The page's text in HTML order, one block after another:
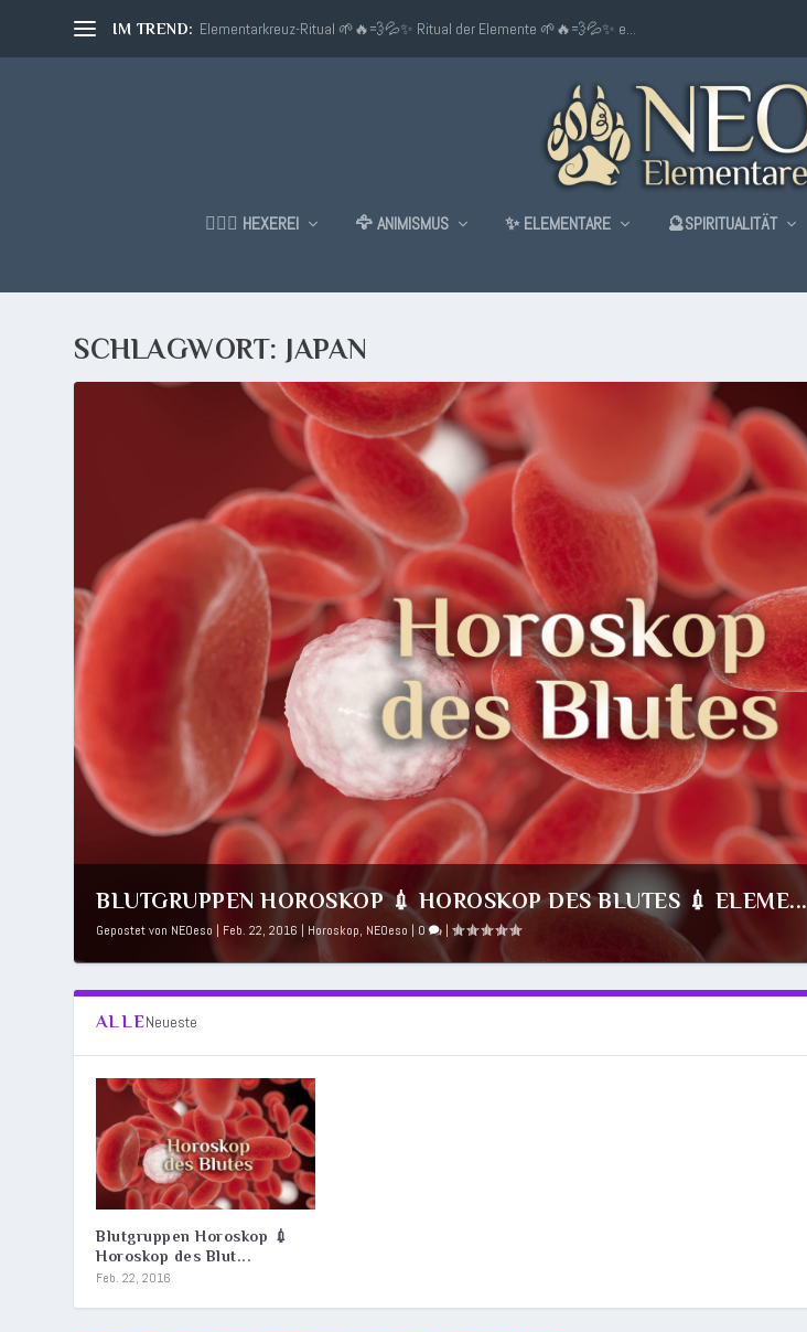
IM TREND: Elementarkreuz-Ritual 🌱🔥💨💦✨ Ritual der Elemente 🌱🔥💨💦✨ e...
🧙🏼‍♂️ HEXEREI 🦅 ANIMISMUS ✨ ELEMENTARE 🔮SPIRITUALITÄT
SCHLAGWORT: JAPAN
BLUTGRUPPEN HOROSKOP 💉 HOROSKOP DES BLUTES 💉 ELEME...
Gepostet von NEOeso | Feb. 22, 2016 | Horoskop, NEOeso | 0 |
ALLENeueste
Blutgruppen Horoskop 💉
Horoskop des Blut...
Feb. 22, 2016